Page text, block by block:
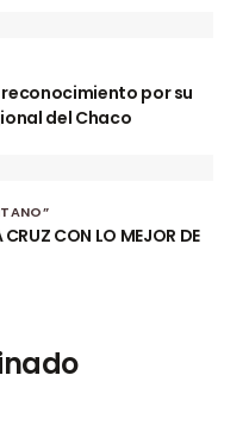
por su
del Chaco
CON LO MEJOR DE